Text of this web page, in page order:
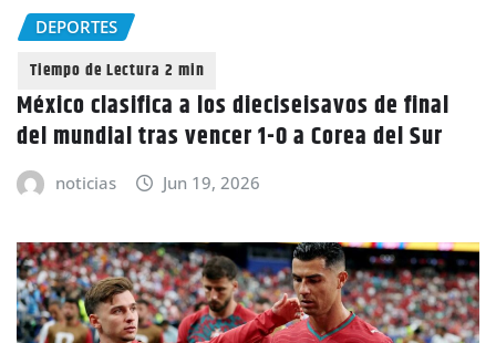
DEPORTES
México clasifica a los dieciseisavos de final
del mundial tras vencer 1-0 a Corea del Sur
noticias Jun 19, 2026